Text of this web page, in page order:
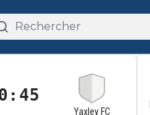
Yaxley FC